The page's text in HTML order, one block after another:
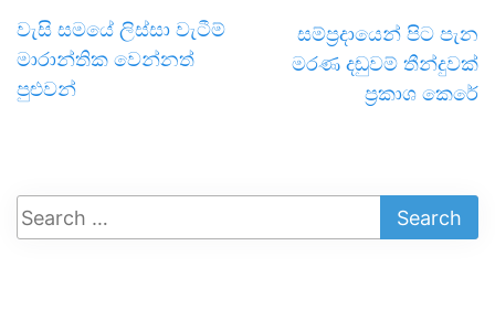
වැසි සමයේ ලිස්සා වැටීම්
මාරාන්තික වෙන්නත්
පුළුවන්
සම්ප්‍රදායෙන් පිට පැන
මරණ දඬුවම් තීන්දුවක්
ප්‍රකාශ කෙරේ